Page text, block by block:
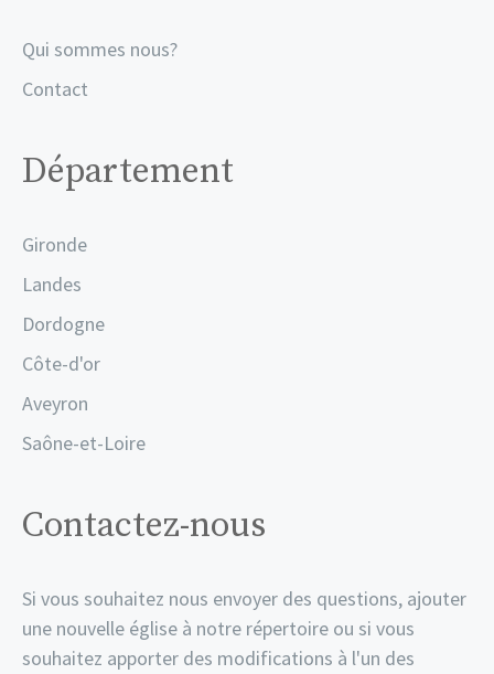
Qui sommes nous?
Contact
Département
Gironde
Landes
Dordogne
Côte-d'or
Aveyron
Saône-et-Loire
Contactez-nous
Si vous souhaitez nous envoyer des questions, ajouter
une nouvelle église à notre répertoire ou si vous
souhaitez apporter des modifications à l'un des